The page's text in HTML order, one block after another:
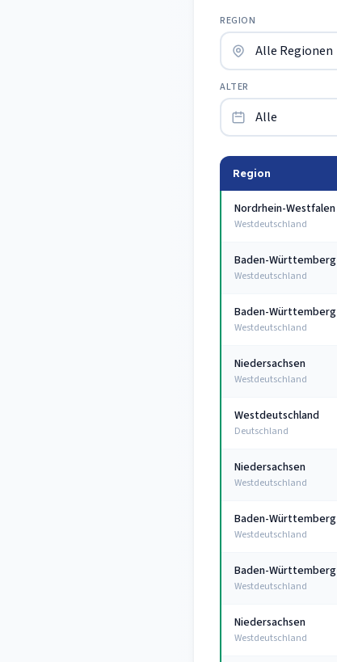
REGION
ALTER
Region
Nordrhein-Westfalen
Westdeutschland
Baden-Württemberg
Westdeutschland
Baden-Württemberg
Westdeutschland
Niedersachsen
Westdeutschland
Westdeutschland
Deutschland
Niedersachsen
Westdeutschland
Baden-Württemberg
Westdeutschland
Baden-Württemberg
Westdeutschland
Niedersachsen
Westdeutschland